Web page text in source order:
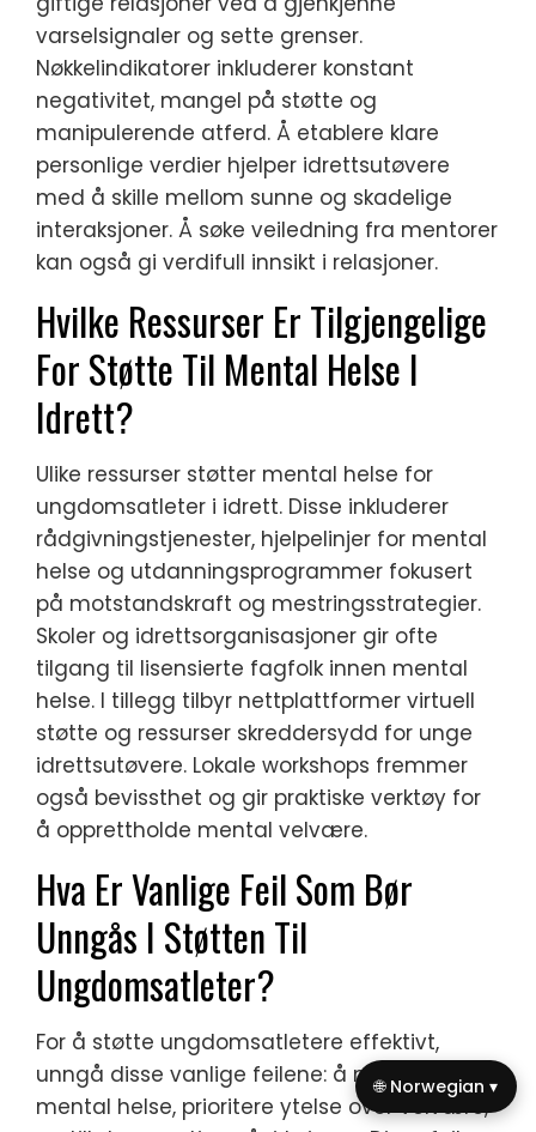
varselsignaler og sette grenser.
Nøkkelindikatorer inkluderer konstant
negativitet, mangel på støtte og
manipulerende atferd. Å etablere klare
personlige verdier hjelper idrettsutøvere
med å skille mellom sunne og skadelige
interaksjoner. Å søke veiledning fra mentorer
kan også gi verdifull innsikt i relasjoner.
Hvilke Ressurser Er Tilgjengelige
For Støtte Til Mental Helse I
Idrett?
Ulike ressurser støtter mental helse for
ungdomsatleter i idrett. Disse inkluderer
rådgivningstjenester, hjelpelinjer for mental
helse og utdanningsprogrammer fokusert
på motstandskraft og mestringsstrategier.
Skoler og idrettsorganisasjoner gir ofte
tilgang til lisensierte fagfolk innen mental
helse. I tillegg tilbyr nettplattformer virtuell
støtte og ressurser skreddersydd for unge
idrettsutøvere. Lokale workshops fremmer
også bevissthet og gir praktiske verktøy for
å opprettholde mental velvære.
Hva Er Vanlige Feil Som Bør
Unngås I Støtten Til
Ungdomsatleter?
For å støtte ungdomsatletere effektivt,
unngå disse vanlige feilene: å neglisjere
mental helse, prioritere ytelse over velvære,
🌐 Norwegian ▾